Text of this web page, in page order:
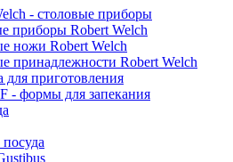
- столовые приборы
приборы Robert Welch
ножи Robert Welch
принадлежности Robert Welch
для приготовления
- формы для запекания